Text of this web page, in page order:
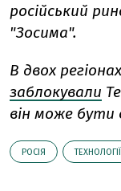
російський
"Зосима".
В двох
заблокували
він може бути
РОСІЯ ТЕХНОЛОГІЇ